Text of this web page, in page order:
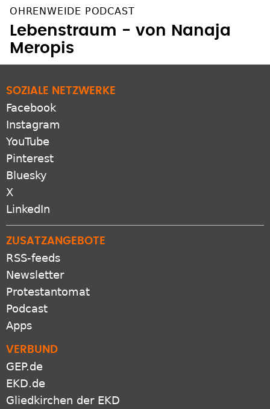
OHRENWEIDE PODCAST
Lebenstraum - von Nanaja
Meropis
SOZIALE NETZWERKE
Facebook
Instagram
YouTube
Pinterest
Bluesky
X
LinkedIn
ZUSATZANGEBOTE
RSS-feeds
Newsletter
Protestantomat
Podcast
Apps
VERBUND
GEP.de
EKD.de
Gliedkirchen der EKD